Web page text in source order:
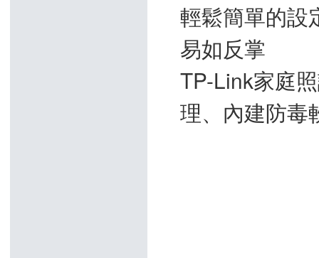
輕鬆簡單的設
易如反掌
TP-Link家庭
理、內建防毒